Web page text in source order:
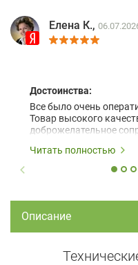
Елена К.,
Достоинства:
Все было очень
Товар высокого
доброжелательное
Читать полностью
Описание